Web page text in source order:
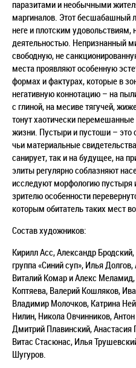
паразитами и необычными
маргиналов. Этот бесшабашный
неге и плотским удовольствиям,
деятельностью. Непризнанный
свободную, не
места проявляют особенную
формах и фактурах, которые в
негативную коннотацию – на
с глиной, на месиве тягучей,
тонут хаотически
жизни. Пустыри и пустоши – это
чьи материальные
санирует, так и на будущее, на
элиты регулярно соблазняют
исследуют морфологию пустыря
зрителю особенности
которым обитатель таких мест
Состав художников:
Кирилл Асс, Александр
группа «Синий суп», Илья
Виталий Комар и Алекс Меламид,
Коптяева, Валерий Кошляков,
Владимир Молочков, Катрина
Нилин, Никола Овчинников,
Дмитрий Плавинский,
Витас Стасюнас, Илья
Шугуров.